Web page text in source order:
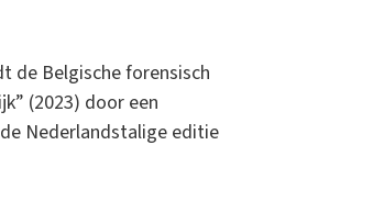
de Belgische forensisch
(2023) door een
Nederlandstalige editie